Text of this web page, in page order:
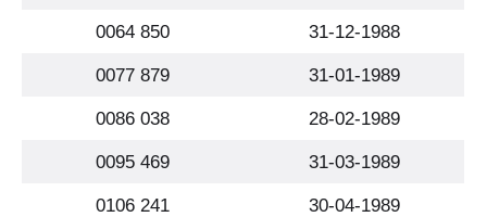
0064 850 31-12-1988
0077 879 31-01-1989
0086 038 28-02-1989
0095 469 31-03-1989
0106 241 30-04-1989